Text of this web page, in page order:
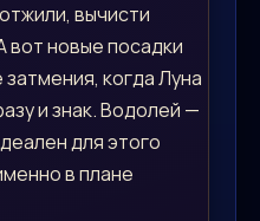
вычисти
вот новые посадки
когда Луна
и знак. Водолей —
для этого
в плане